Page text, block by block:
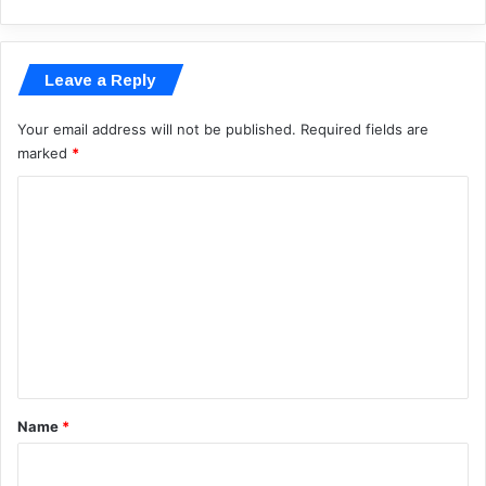
Leave a Reply
Your email address will not be published. Required fields are
marked *
*
Name *